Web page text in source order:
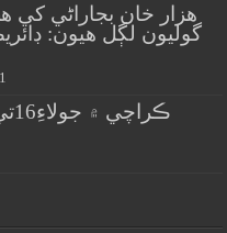
گوليون لڳل هيون:
1